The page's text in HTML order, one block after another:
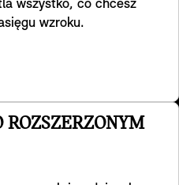
wszystko, co chcesz
wzroku.
jazdy, mapy, funkcje
dotąd, zapewnia
w bardzo jasnym
można regulować, a